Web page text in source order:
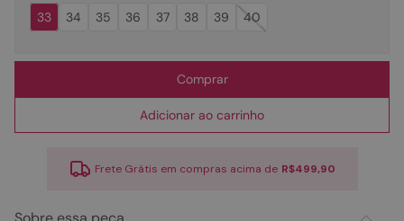
33
34 35 36 37 38 39 40
Comprar
Adicionar ao carrinho
Frete Grátis em compras acima de R$499,90
couro